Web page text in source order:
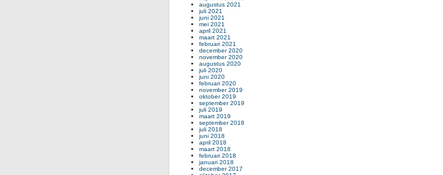
augustus 2021
juli 2021
juni 2021
mei 2021
april 2021
maart 2021
februari 2021
december 2020
november 2020
augustus 2020
juli 2020
juni 2020
februari 2020
november 2019
oktober 2019
september 2019
juli 2019
maart 2019
september 2018
juli 2018
juni 2018
april 2018
maart 2018
februari 2018
januari 2018
december 2017